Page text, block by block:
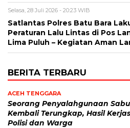
Selasa, 28 Juli 2026 - 20:23 WIB
Satlantas Polres Batu Bara
Peraturan Lalu Lintas di Pos
Lima Puluh – Kegiatan Aman
BERITA TERBARU
ACEH TENGGARA
Seorang Penyalahgunaan Sabu
Kembali Terungkap, Hasil
Polisi dan Warga